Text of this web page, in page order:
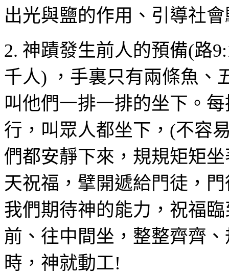
出光與鹽的作用、引導社
2. 神蹟發生前人的預備(路
千人) ，手裏只有兩條魚
叫他們一排一排的坐下。
行，叫眾人都坐下， (不容
們都安靜下來，規規矩矩
天祝福，擘開遞給門徒，
我們期待神的能力，祝福
前、往中間坐，整整齊齊
時，神就動工!